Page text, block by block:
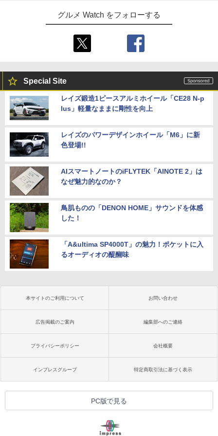
グルメ Watch をフォローする
Special Site
レイズ鍛造1ピースアルミホイール「CE28 N-p
lus」軽量なままに剛性を向上
レイズのパワーデザインホイール「M6」に新
色登場!!
AIスマートノートのiFLYTEK「AINOTE 2」は
なぜ魅力的なのか？
鳥肌ものの「DENON HOME」サウンドを体感
した！
「A&ultima SP4000T」の魅力！ポケットに入
るオーディオの醍醐味
本サイトのご利用について お問い合わせ
広告掲載のご案内 編集部へのご連絡
プライバシーポリシー 会社概要
インプレスグループ 特定商取引法に基づく表示
PC版で見る